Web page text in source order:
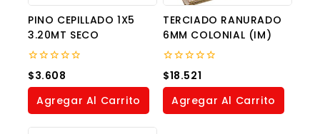
PINO CEPILLADO 1X5
3.20MT SECO
0
out
of
$3.608
Agregar Al Carrito
TERCIADO RANURADO
6MM COLONIAL (IM)
0
out
of
$18.521
Agregar Al Carrito